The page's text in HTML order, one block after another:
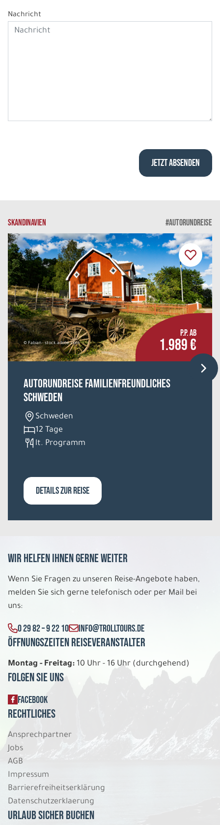
Nachricht
SKANDINAVIEN #AUTORUNDREISE
© Fabian - stock.adobe.com
P.P. AB
1.989 €
Autorundreise Familienfreundliches
Schweden
Schweden
12 Tage
lt. Programm
DETAILS ZUR REISE
Wir helfen Ihnen gerne weiter
Wenn Sie Fragen zu unseren Reise-Angebote haben,
melden Sie sich gerne telefonisch oder per Mail bei
uns:
0 29 82 – 9 22 10 INFO@TROLLTOURS.DE
Öffnungszeiten Reiseveranstalter
Montag - Freitag: 10 Uhr - 16 Uhr (durchgehend)
Folgen Sie uns
FACEBOOK
Rechtliches
Ansprechpartner
Jobs
AGB
Impressum
Barrierefreiheitserklärung
Datenschutzerklaerung
Urlaub sicher buchen